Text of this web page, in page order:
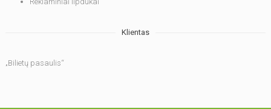
Klientas
„Bilietų pasaulis“